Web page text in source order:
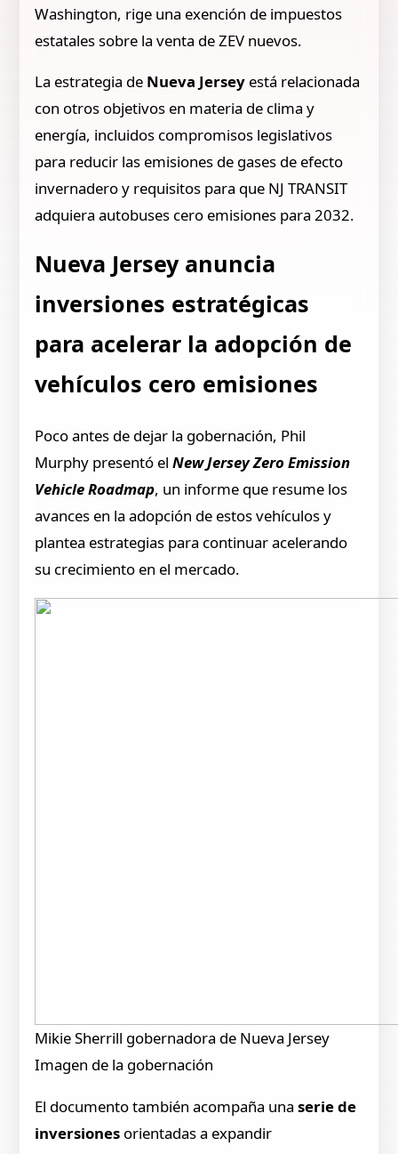
Washington, rige una exención de impuestos
estatales sobre la venta de ZEV nuevos.
La estrategia de Nueva Jersey está relacionada
con otros objetivos en materia de clima y
energía, incluidos compromisos legislativos
para reducir las emisiones de gases de efecto
invernadero y requisitos para que NJ TRANSIT
adquiera autobuses cero emisiones para 2032.
Nueva Jersey anuncia
inversiones estratégicas
para acelerar la adopción de
vehículos cero emisiones
Poco antes de dejar la gobernación, Phil
Murphy presentó elNew Jersey Zero Emission
Vehicle Roadmap, un informe que resume los
avances en la adopción de estos vehículos y
plantea estrategias para continuar acelerando
su crecimiento en el mercado.
Mikie Sherrill gobernadora de Nueva Jersey
Imagen de la gobernación
El documento también acompaña unaserie de
inversiones orientadas a expandir